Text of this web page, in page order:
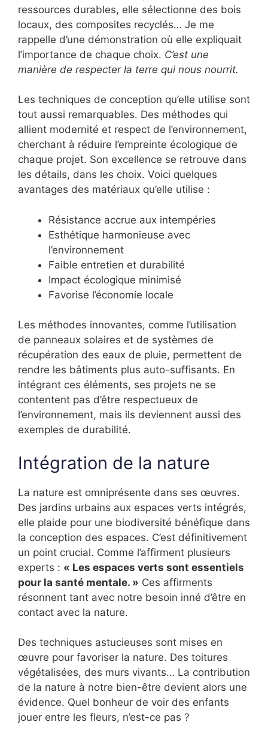
ressources durables, elle sélectionne des bois
locaux, des composites recyclés… Je me
rappelle d’une démonstration où elle expliquait
l’importance de chaque choix. C’est une
manière de respecter la terre qui nous nourrit.
Les techniques de conception qu’elle utilise sont
tout aussi remarquables. Des méthodes qui
allient modernité et respect de l’environnement,
cherchant à réduire l’empreinte écologique de
chaque projet. Son excellence se retrouve dans
les détails, dans les choix. Voici quelques
avantages des matériaux qu’elle utilise :
Résistance accrue aux intempéries
Esthétique harmonieuse avec
l’environnement
Faible entretien et durabilité
Impact écologique minimisé
Favorise l’économie locale
Les méthodes innovantes, comme l’utilisation
de panneaux solaires et de systèmes de
récupération des eaux de pluie, permettent de
rendre les bâtiments plus auto-suffisants. En
intégrant ces éléments, ses projets ne se
contentent pas d’être respectueux de
l’environnement, mais ils deviennent aussi des
exemples de durabilité.
Intégration de la nature
La nature est omniprésente dans ses œuvres.
Des jardins urbains aux espaces verts intégrés,
elle plaide pour une biodiversité bénéfique dans
la conception des espaces. C’est définitivement
un point crucial. Comme l’affirment plusieurs
experts : « Les espaces verts sont essentiels
pour la santé mentale. » Ces affirments
résonnent tant avec notre besoin inné d’être en
contact avec la nature.
Des techniques astucieuses sont mises en
œuvre pour favoriser la nature. Des toitures
végétalisées, des murs vivants… La contribution
de la nature à notre bien-être devient alors une
évidence. Quel bonheur de voir des enfants
jouer entre les fleurs, n’est-ce pas ?